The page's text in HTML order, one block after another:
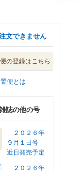
文できません
の登録はこちら
便とは
誌の他の号
２０２６年
９月１日号
近日発売予定
２０２６年